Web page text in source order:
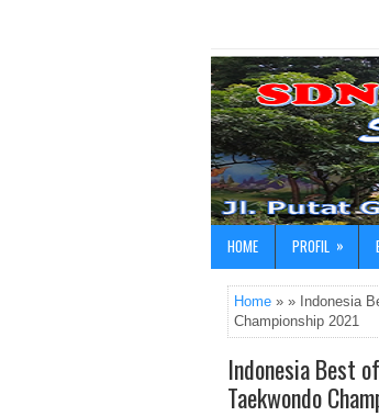
HOME PROFIL »
Home » » Indonesia
Championship 2021
Indonesia Best
Taekwondo